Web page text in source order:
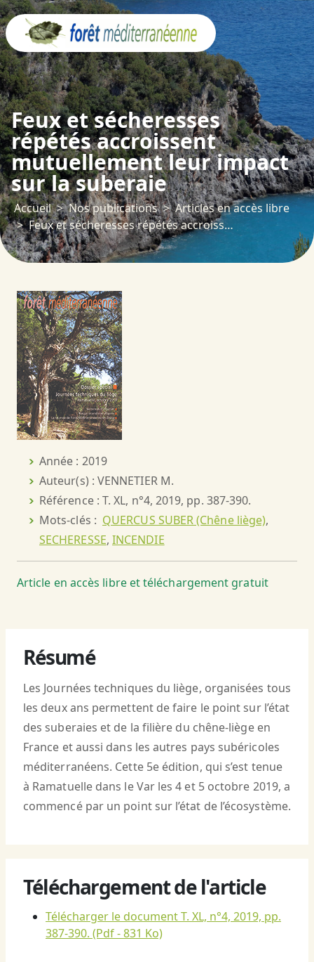
Feux et sécheresses
répétés accroissent
mutuellement leur impact
sur la suberaie
Accueil Nos publications
Articles en accès libre
Feux et sécheresses répétés accroissent mutuellement leur impact sur la suberaie
Année : 2019
Auteur(s) : VENNETIER M.
Référence : T. XL, n°4, 2019, pp. 387-390.
Mots-clés : QUERCUS SUBER (Chêne liège),
SECHERESSE, INCENDIE
Article en accès libre et téléchargement gratuit
Résumé
Les Journées techniques du liège, organisées tous
les deux ans permettent de faire le point sur l’état
des suberaies et de la filière du chêne-liège en
France et aussi dans les autres pays subéricoles
méditerranéens. Cette 5e édition, qui s’est tenue
à Ramatuelle dans le Var les 4 et 5 octobre 2019, a
commencé par un point sur l’état de l’écosystème.
Téléchargement de l'article
Télécharger le document T. XL, n°4, 2019, pp.
387-390. (Pdf - 831 Ko)
Panneau de gestion des cookies